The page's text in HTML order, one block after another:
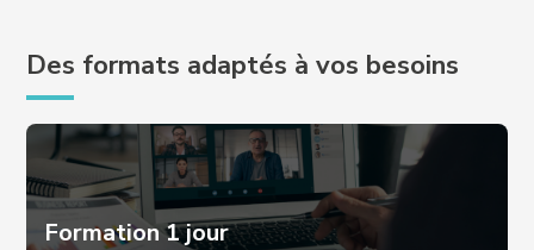
Des formats adaptés à vos besoins
Formation 1 jour